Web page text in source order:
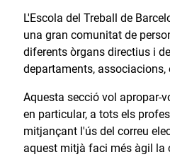
L'Escola del Treball de
una gran comunitat de
diferents òrgans directius i
departaments, associacions,
Aquesta secció vol apropar-
en particular, a tots els
mitjançant l'ús del correu
aquest mitjà faci més àgil la